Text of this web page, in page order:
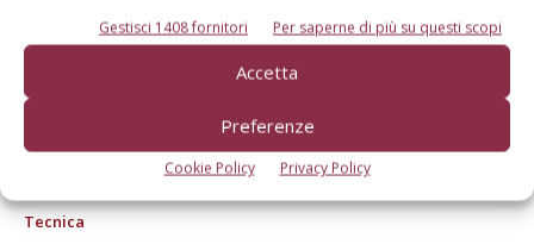
Gestisci 1408 fornitori Per saperne di più su questi scopi
Accetta
Preferenze
Cookie Policy Privacy Policy
© Tecniche Nuove Spa. Tutti i diritti riservati. Sede legale Via Eritrea 21 -
20157 Milano | Codice fiscale, Partita IVA e Iscrizione al Registro delle
imprese di Milano: 00753480151
registrata presso il Tribunale di Bologna n. 6111 del 12/06/1992)
ROC "Poste italiane Spa sped. Abbonamento Postale DL 353/2003 conv. L.
27/02/2004 n. 46, art.1c.1: DCB Bologna" ROC n. 24344 dell'11 marzo 2014
Tecnica